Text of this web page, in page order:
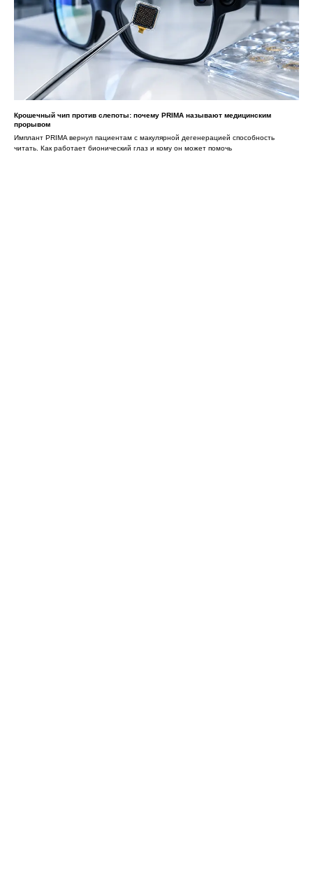
Крошечный чип против слепоты: почему PRIMA называют медицинским
прорывом
Имплант PRIMA вернул пациентам с макулярной дегенерацией способность
читать. Как работает бионический глаз и кому он может помочь